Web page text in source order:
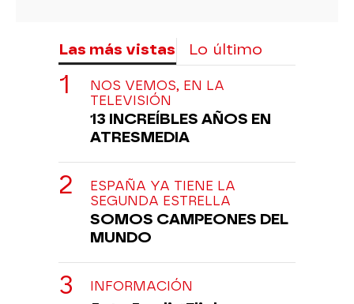
Las más vistas Lo último
NOS VEMOS, EN LA
TELEVISIÓN
13 INCREÍBLES AÑOS EN
ATRESMEDIA
ESPAÑA YA TIENE LA
SEGUNDA ESTRELLA
SOMOS CAMPEONES DEL
MUNDO
INFORMACIÓN